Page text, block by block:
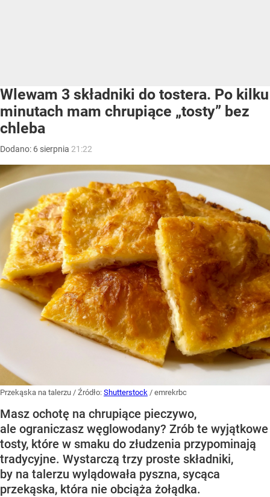
Wlewam 3 składniki do tostera. Po kilku
minutach mam chrupiące „tosty” bez
chleba
Dodano: 6 sierpnia 21:22
Przekąska na talerzu / Źródło: Shutterstock / emrekrbc
Masz ochotę na chrupiące pieczywo,
ale ograniczasz węglowodany? Zrób te wyjątkowe
tosty, które w smaku do złudzenia przypominają
tradycyjne. Wystarczą trzy proste składniki,
by na talerzu wylądowała pyszna, sycąca
przekąska, która nie obciąża żołądka.